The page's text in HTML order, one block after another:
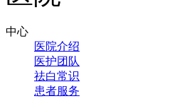
中心
医院介绍
医护团队
祛白常识
患者服务